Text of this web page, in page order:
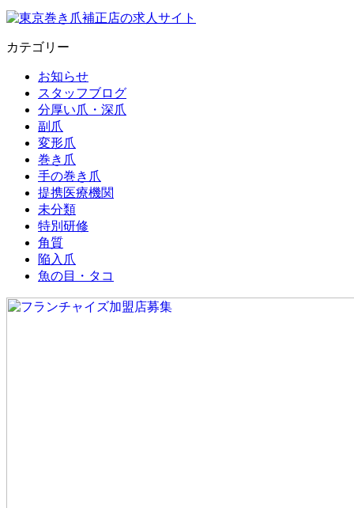
カテゴリー
お知らせ
スタッフブログ
分厚い爪・深爪
副爪
変形爪
巻き爪
手の巻き爪
提携医療機関
未分類
特別研修
角質
陥入爪
魚の目・タコ